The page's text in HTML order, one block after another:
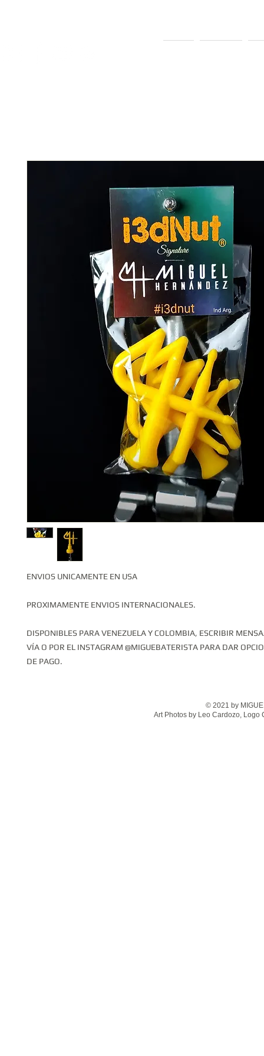
ENVIOS UNICAMENTE EN USA
PROXIMAMENTE ENVIOS INTERNACIONALES.
DISPONIBLES PARA VENEZUELA Y COLOMBIA, ESCRIBIR
VÍA O POR EL INSTAGRAM @MIGUEBATERISTA PARA DAR
DE PAGO.
© 2021 by
Art Photos by Leo Cardozo, Logo